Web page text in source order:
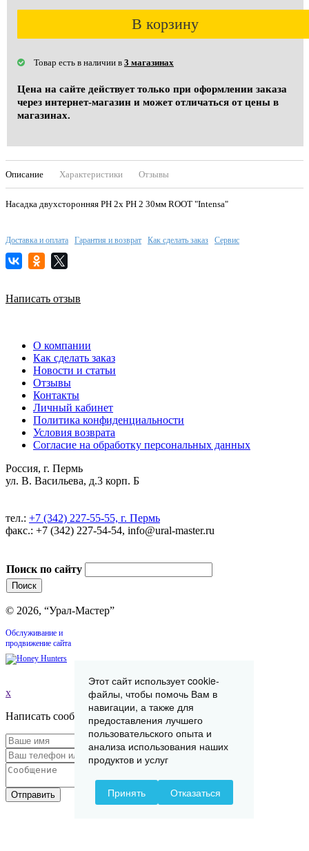
В корзину
Товар есть в наличии в 3 магазинах
Цена на сайте действует только при оформлении заказа
через интернет-магазин и может отличаться от цены в
магазинах.
Описание Характеристики Отзывы
Насадка двухсторонняя PH 2х PН 2 30мм ROOT "Intensa"
Доставка и оплата Гарантия и возврат Как сделать заказ Сервис
Написать отзыв
О компании
Как сделать заказ
Новости и статьи
Отзывы
Контакты
Личный кабинет
Политика конфиденциальности
Условия возврата
Согласие на обработку персональных данных
Россия, г. Пермь
ул. В. Васильева, д.3 корп. Б
тел.: +7 (342) 227-55-55, г. Пермь
факс.: +7 (342) 227-54-54, info@ural-master.ru
Поиск по сайту
© 2026, “Урал-Мастер”
Обслуживание и
продвижение сайта
x
Написать сообщение
Отправить
Этот сайт использует cookie-
файлы, чтобы помочь Вам в
навигации, а также для
предоставления лучшего
пользовательского опыта и
анализа использования наших
продуктов и услуг
Принять Отказаться